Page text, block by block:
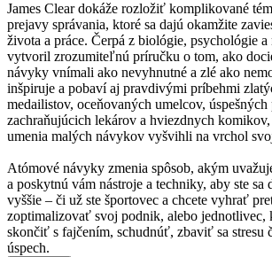
James Clear dokáže rozložiť komplikované
prejavy správania, ktoré sa dajú okamžite
života a práce. Čerpá z biológie, psychológie
vytvoril zrozumiteľnú príručku o tom, ako
návyky vnímali ako nevyhnutné a zlé ako
inšpiruje a pobaví aj pravdivými príbehmi
medailistov, oceňovaných umelcov,
zachraňujúcich lekárov a hviezdnych
umenia malých návykov vyšvihli na vrchol
Atómové návyky zmenia spôsob, akým
a poskytnú vám nástroje a techniky, aby ste sa
vyššie – či už ste športovec a chcete vyhrať
zoptimalizovať svoj podnik, alebo jednotlivec,
skončiť s fajčením, schudnúť, zbaviť sa stresu
úspech.